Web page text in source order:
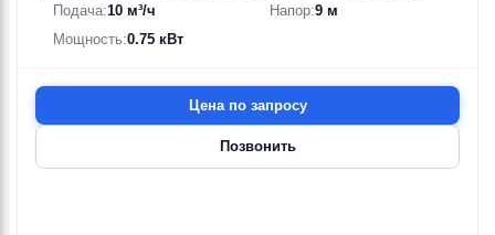
Подача:10 м³/ч Напор:9 м
Мощность:0.75 кВт
Цена по запросу
Позвонить